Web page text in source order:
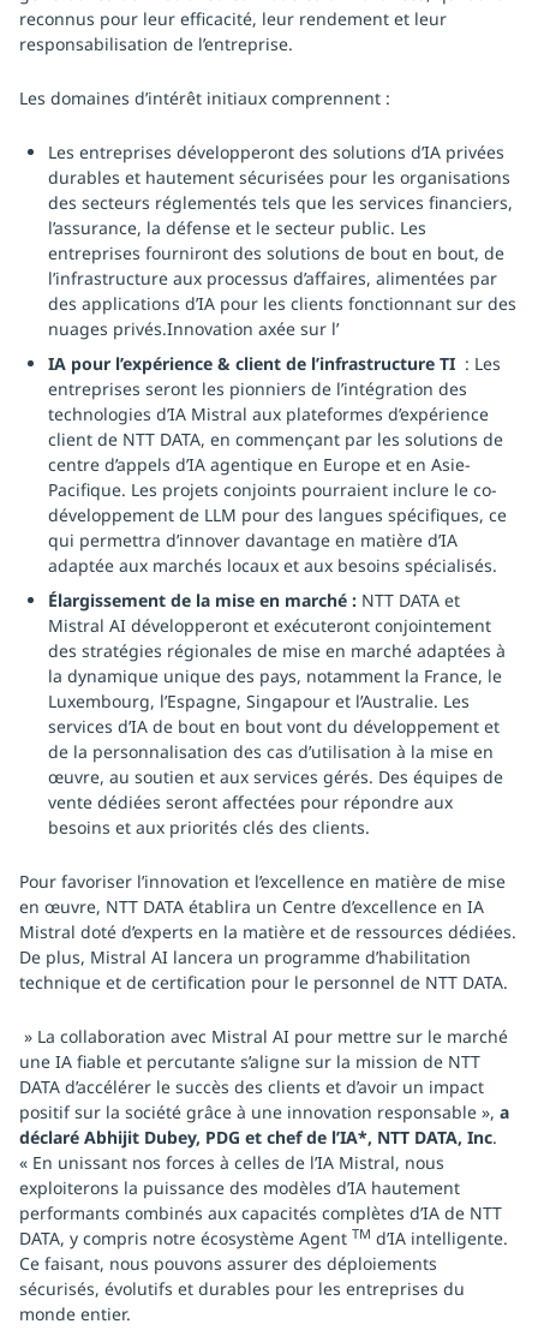
reconnus pour leur efficacité, leur rendement et leur
responsabilisation de l’entreprise.
Les domaines d’intérêt initiaux comprennent :
Les entreprises développeront des solutions d’IA privées
durables et hautement sécurisées pour les organisations
des secteurs réglementés tels que les services financiers,
l’assurance, la défense et le secteur public. Les
entreprises fourniront des solutions de bout en bout, de
l’infrastructure aux processus d’affaires, alimentées par
des applications d’IA pour les clients fonctionnant sur des
nuages privés.Innovation axée sur l’
IA pour l’expérience & client de l’infrastructure TI : Les
entreprises seront les pionniers de l’intégration des
technologies d’IA Mistral aux plateformes d’expérience
client de NTT DATA, en commençant par les solutions de
centre d’appels d’IA agentique en Europe et en Asie-
Pacifique. Les projets conjoints pourraient inclure le co-
développement de LLM pour des langues spécifiques, ce
qui permettra d’innover davantage en matière d’IA
adaptée aux marchés locaux et aux besoins spécialisés.
Élargissement de la mise en marché : NTT DATA et
Mistral AI développeront et exécuteront conjointement
des stratégies régionales de mise en marché adaptées à
la dynamique unique des pays, notamment la France, le
Luxembourg, l’Espagne, Singapour et l’Australie. Les
services d’IA de bout en bout vont du développement et
de la personnalisation des cas d’utilisation à la mise en
œuvre, au soutien et aux services gérés. Des équipes de
vente dédiées seront affectées pour répondre aux
besoins et aux priorités clés des clients.
Pour favoriser l’innovation et l’excellence en matière de mise
en œuvre, NTT DATA établira un Centre d’excellence en IA
Mistral doté d’experts en la matière et de ressources dédiées.
De plus, Mistral AI lancera un programme d’habilitation
technique et de certification pour le personnel de NTT DATA.
» La collaboration avec Mistral AI pour mettre sur le marché
une IA fiable et percutante s’aligne sur la mission de NTT
DATA d’accélérer le succès des clients et d’avoir un impact
positif sur la société grâce à une innovation responsable », a
déclaré Abhijit Dubey, PDG et chef de l’IA*, NTT DATA, Inc.
« En unissant nos forces à celles de l’IA Mistral, nous
exploiterons la puissance des modèles d’IA hautement
performants combinés aux capacités complètes d’IA de NTT
DATA, y compris notre écosystème Agent TM d’IA intelligente.
Ce faisant, nous pouvons assurer des déploiements
sécurisés, évolutifs et durables pour les entreprises du
monde entier.